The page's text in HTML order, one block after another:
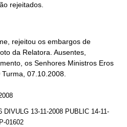
rejeitados.
rejeitou os embargos de
da Relatora. Ausentes,
os Senhores Ministros Eros
07.10.2008.
DIVULG 13-11-2008 PUBLIC 14-11-
01602